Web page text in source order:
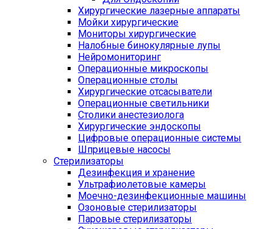
Хирургические лазерные аппараты
Мойки хирургические
Мониторы хирургические
Налобные бинокулярные лупы
Нейромониторинг
Операционные микроскопы
Операционные столы
Хирургические отсасыватели
Операционные светильники
Столики анестезиолога
Хирургические эндоскопы
Цифровые операционные системы
Шприцевые насосы
Стерилизаторы
Дезинфекция и хранение
Ультрафиолетовые камеры
Моечно-дезинфекционные машины
Озоновые стерилизаторы
Паровые стерилизаторы